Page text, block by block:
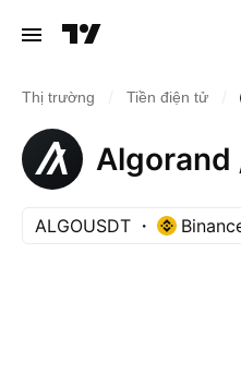
Thị trường Tiền điện tử
Algorand
ALGOUSDT